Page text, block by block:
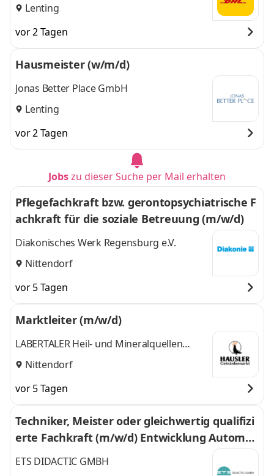
Lenting
vor 2 Tagen
Hausmeister (w/m/d)
Jonas Better Place GmbH
Lenting
vor 2 Tagen
Jobszu dieser Suche per Mail erhalten
Pflegefachkraft bzw. gerontopsychiatrische F
achkraft für die soziale Betreuung (m/w/d)
Diakonisches Werk Regensburg e.V.
Nittendorf
vor 5 Tagen
Marktleiter (m/w/d)
LABERTALER Heil- und Mineralquellen
Getränke Hausler GmbH
Nittendorf
vor 5 Tagen
Techniker, Meister oder gleichwertig qualifizi
erte Fachkraft (m/w/d) Entwicklung Automat
isierungstechnik
ETS DIDACTIC GMBH